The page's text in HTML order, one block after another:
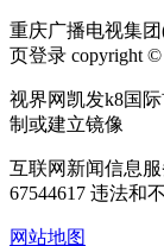
重庆广播电视集
页登录 copyright ©
视界网凯发k8国
制或建立镜像
互联网新闻信息服
67544617 违法和
网站地图